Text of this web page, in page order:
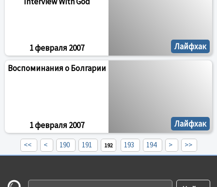
Лайфхак
1 февраля 2007
Лайфхак
Воспоминания о Болгарии
1 февраля 2007
<< < 190 191 192 193 194 > >>